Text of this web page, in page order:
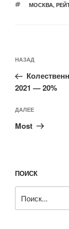
МЕТКИ
МОСКВА,
по
записям
Предыдущая
запись:
НАЗАД
2021 — 20%
Следующая
запись
ДАЛЕЕ
Most
ПОИСК